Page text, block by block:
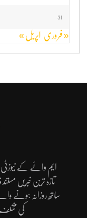
31
« فروری اپریل »
ایم وائے کے نیوزٹی
تازہ ترین خبریں
ساتھ روزانہ ہونے
کی